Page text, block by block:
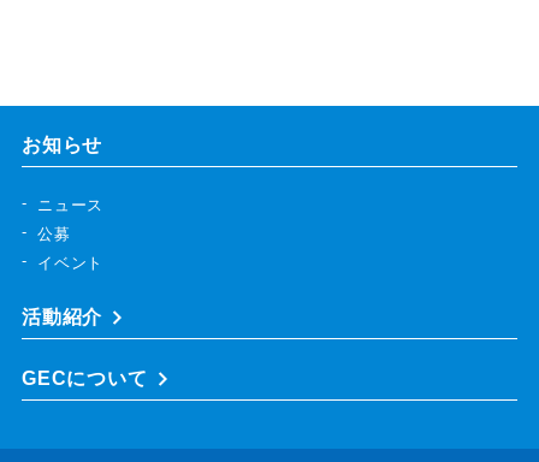
お知らせ
ニュース
公募
イベント
活動紹介
GECについて